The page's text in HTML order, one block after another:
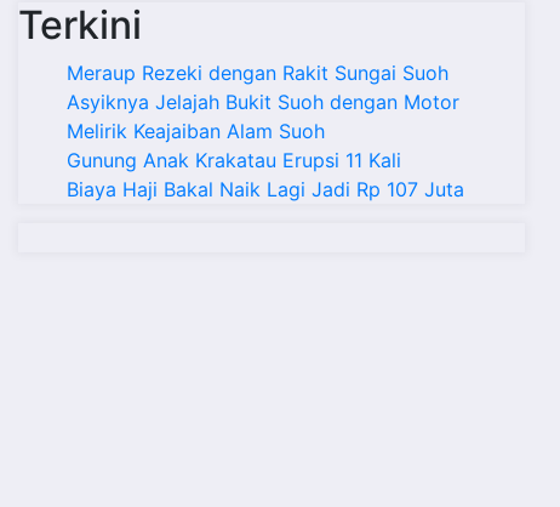
Terkini
Meraup Rezeki dengan Rakit Sungai Suoh
Asyiknya Jelajah Bukit Suoh dengan Motor
Melirik Keajaiban Alam Suoh
Gunung Anak Krakatau Erupsi 11 Kali
Biaya Haji Bakal Naik Lagi Jadi Rp 107 Juta